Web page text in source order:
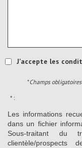
J'accepte les
* Champs obligatoires
* :
Les informations
dans un fichier
Sous-traitant du
clientèle/